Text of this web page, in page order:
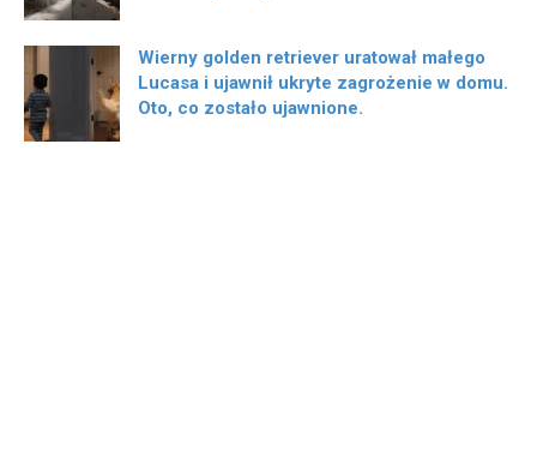
Wierny golden retriever uratował małego
Lucasa i ujawnił ukryte zagrożenie w domu.
Oto, co zostało ujawnione.